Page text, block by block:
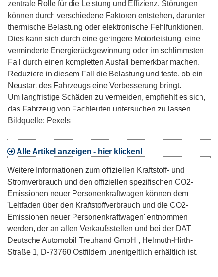
zentrale Rolle für die Leistung und Effizienz. Störungen
können durch verschiedene Faktoren entstehen, darunter
thermische Belastung oder elektronische Fehlfunktionen.
Dies kann sich durch eine geringere Motorleistung, eine
verminderte Energierückgewinnung oder im schlimmsten
Fall durch einen kompletten Ausfall bemerkbar machen.
Reduziere in diesem Fall die Belastung und teste, ob ein
Neustart des Fahrzeugs eine Verbesserung bringt.
Um langfristige Schäden zu vermeiden, empfiehlt es sich,
das Fahrzeug von Fachleuten untersuchen zu lassen.
Bildquelle: Pexels
Alle Artikel anzeigen - hier klicken!
Weitere Informationen zum offiziellen Kraftstoff- und
Stromverbrauch und den offiziellen spezifischen CO2-
Emissionen neuer Personenkraftwagen können dem
'Leitfaden über den Kraftstoffverbrauch und die CO2-
Emissionen neuer Personenkraftwagen' entnommen
werden, der an allen Verkaufsstellen und bei der DAT
Deutsche Automobil Treuhand GmbH , Helmuth-Hirth-
Straße 1, D-73760 Ostfildern unentgeltlich erhältlich ist.